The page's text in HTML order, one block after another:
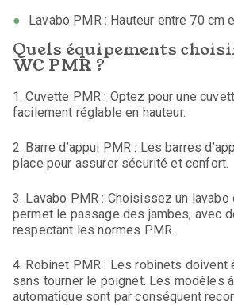
Lavabo PMR : Hauteur entre 70 cm
Quels équipements
WC PMR ?
1. Cuvette PMR : Optez pour une
facilement réglable en hauteur.
2. Barre d’appui PMR : Les barres
place pour assurer sécurité et confort.
3. Lavabo PMR : Choisissez un
permet le passage des jambes, avec
respectant les normes PMR.
4. Robinet PMR : Les robinets doivent
sans tourner le poignet. Les modèles
automatique sont par conséquent